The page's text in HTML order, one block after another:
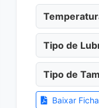
Tipo de
Tipo de
Baixar